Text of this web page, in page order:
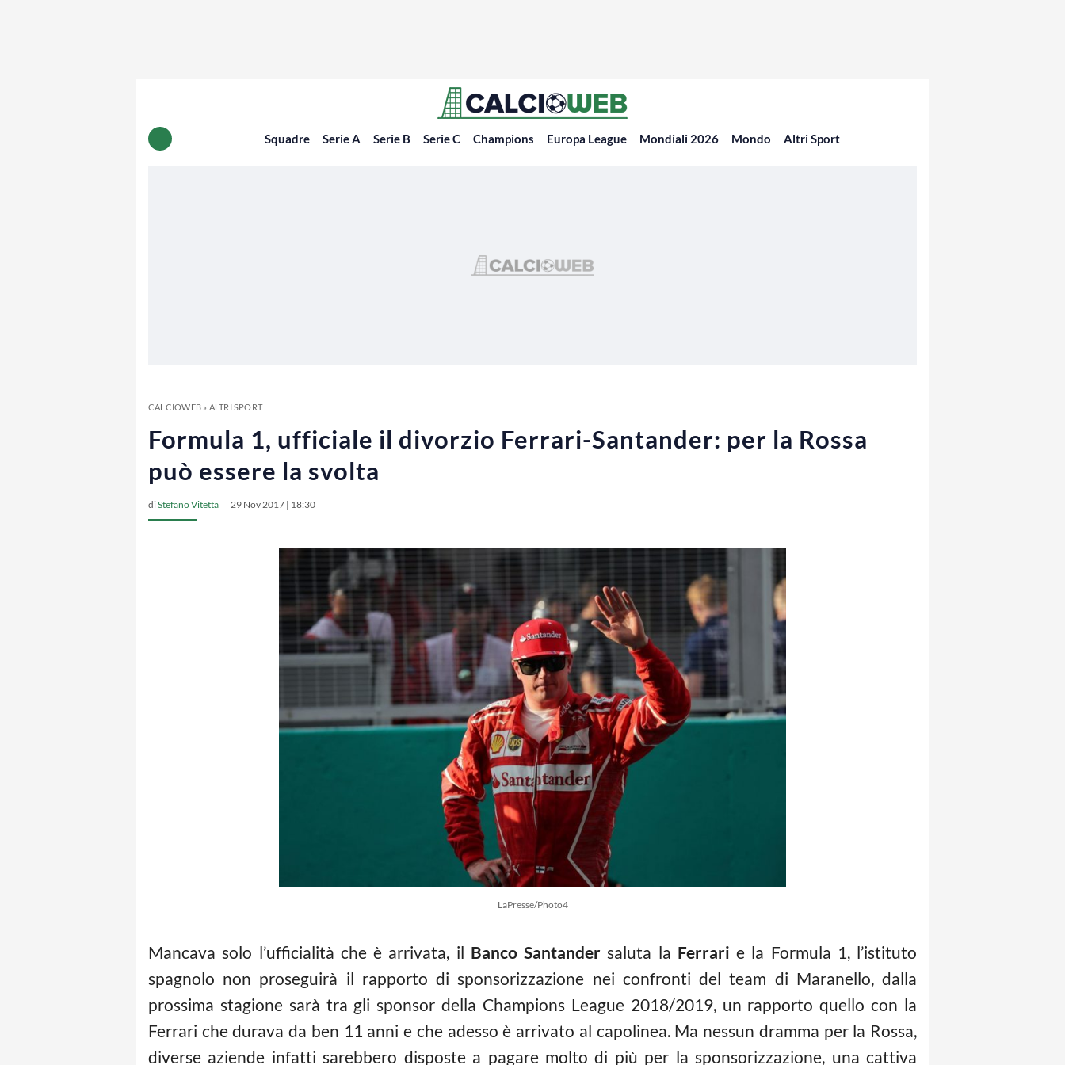
Squadre Serie A Serie B Serie C Champions Europa League Mondiali 2026 Mondo Altri Sport
CALCIOWEB» ALTRI SPORT
Formula 1, ufficiale il divorzio Ferrari-Santander: per la Rossa
può essere la svolta
diStefano Vitetta 29 Nov 2017 | 18:30
LaPresse/Photo4
Mancava solo l’ufficialità che è arrivata, il Banco Santander saluta la Ferrari e la Formula 1, l’istituto
spagnolo non proseguirà il rapporto di sponsorizzazione nei confronti del team di Maranello, dalla
prossima stagione sarà tra gli sponsor della Champions League 2018/2019, un rapporto quello con la
Ferrari che durava da ben 11 anni e che adesso è arrivato al capolinea. Ma nessun dramma per la Rossa,
diverse aziende infatti sarebbero disposte a pagare molto di più per la sponsorizzazione, una cattiva